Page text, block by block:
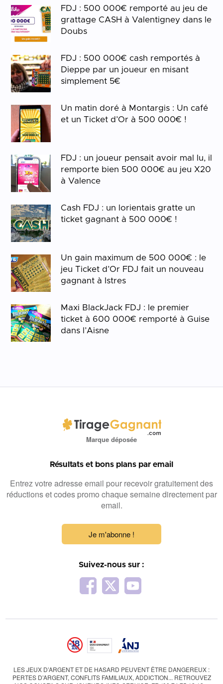
FDJ : 500 000€ remporté au jeu de
grattage CASH à Valentigney dans le
Doubs
FDJ : 500 000€ cash remportés à
Dieppe par un joueur en misant
simplement 5€
Un matin doré à Montargis : Un café
et un Ticket d’Or à 500 000€ !
FDJ : un joueur pensait avoir mal lu, il
remporte bien 500 000€ au jeu X20
à Valence
Cash FDJ : un lorientais gratte un
ticket gagnant à 500 000€ !
Un gain maximum de 500 000€ : le
jeu Ticket d’Or FDJ fait un nouveau
gagnant à Istres
Maxi BlackJack FDJ : le premier
ticket à 600 000€ remporté à Guise
dans l’Aisne
Marque déposée
Résultats et bons plans par email
Entrez votre adresse email pour recevoir gratuitement des
réductions et codes promo chaque semaine directement par
email.
Je m'abonne !
Suivez-nous sur :
LES JEUX D’ARGENT ET DE HASARD PEUVENT ÊTRE DANGEREUX :
PERTES D’ARGENT, CONFLITS FAMILIAUX, ADDICTION... RETROUVEZ